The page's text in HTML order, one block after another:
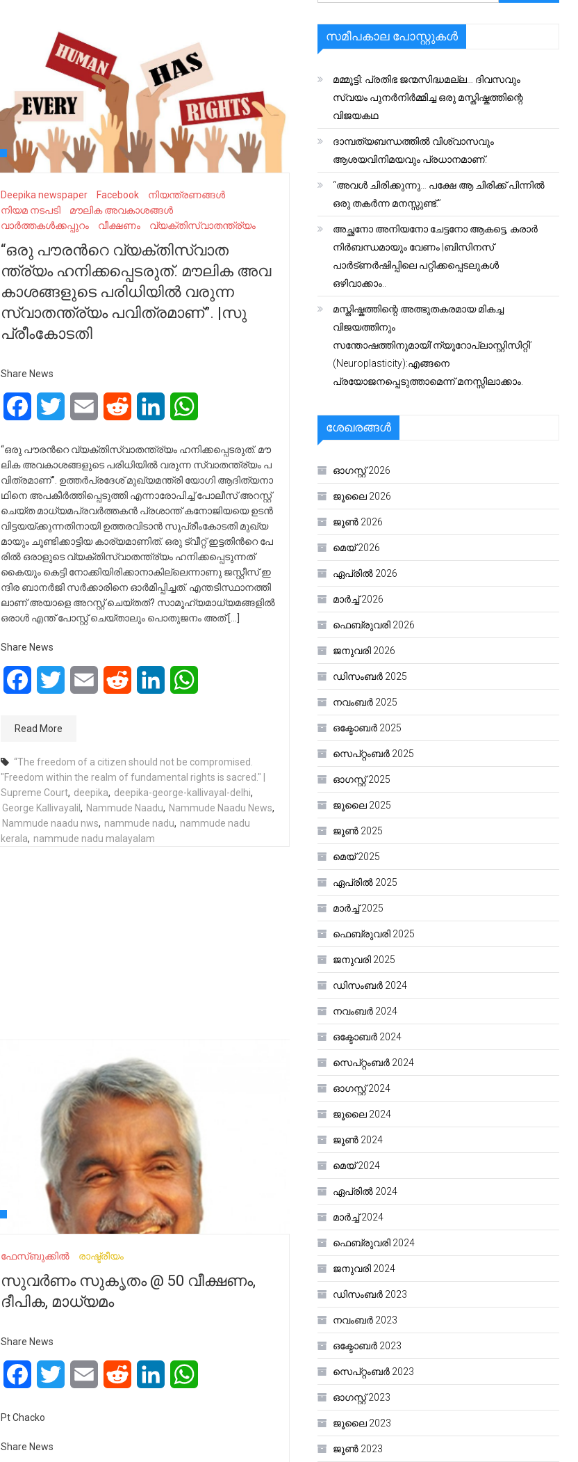
Deepika newspaper Facebook
നിയന്ത്രണങ്ങള്‍
നിയമ നടപടി
മൗ​ലി​ക അ​വ​കാ​ശ​ങ്ങൾ
വാർത്തകൾക്കപ്പുറം
വീക്ഷണം വ്യ​ക്തി​സ്വാ​ത​ന്ത്ര്യം
“ഒ​രു പൗ​ര​ന്‍റെ വ്യ​ക്തി​സ്വാ​ത​
ന്ത്ര്യം ഹ​നി​ക്ക​പ്പെ​ട​രു​ത്. മൗ​ലി​ക അ​വ​
കാ​ശ​ങ്ങ​ളു​ടെ പ​രി​ധി​യി​ൽ വ​രു​ന്ന
സ്വാ​ത​ന്ത്ര്യം പ​വി​ത്ര​മാ​ണ്”. |സു​
പ്രീം​കോ​ട​തി
Share News
FacebookTwitter Email Reddit LinkedIn
“ഒ​രു പൗ​ര​ന്‍റെ വ്യ​ക്തി​സ്വാ​ത​ന്ത്ര്യം ഹ​നി​ക്ക​പ്പെ​ട​രു​ത്. മൗ​
ലി​ക അ​വ​കാ​ശ​ങ്ങ​ളു​ടെ പ​രി​ധി​യി​ൽ വ​രു​ന്ന സ്വാ​ത​ന്ത്ര്യം പ​
വി​ത്ര​മാ​ണ്”. ഉ​ത്ത​ർ​പ്ര​ദേ​ശ് മു​ഖ്യ​മ​ന്ത്രി യോ​ഗി ആ​ദി​ത്യ​നാ​
ഥി​നെ അ​പ​കീ​ർ​ത്തി​പ്പെ​ടു​ത്തി എ​ന്നാ​രോ​പി​ച്ച് പോ​ലീ​സ് അ​റ​സ്റ്റ്
ചെ​യ്ത മാ​ധ്യ​മ​പ്ര​വ​ർ​ത്ത​ക​ൻ പ്ര​ശാ​ന്ത് ക​നോ​ജി​യ​യെ ഉ​ട​ൻ
വി​ട്ട​യ​യ്ക്കു​ന്ന​തി​നാ​യി ഉ​ത്ത​ര​വി​ടാ​ൻ സു​പ്രീം​കോ​ട​തി മു​ഖ്യ​
മാ​യും ചൂ​ണ്ടി​ക്കാ​ട്ടി​യ കാ​ര്യ​മാ​ണി​ത്. ഒ​രു ട്വീ​റ്റ് ഇ​ട്ട​തി​ന്‍റെ പേ​
രി​ൽ ഒ​രാ​ളു​ടെ വ്യ​ക്തി​സ്വാ​ത​ന്ത്ര്യം ഹ​നി​ക്ക​പ്പെ​ടു​ന്ന​ത്
കൈ​യും കെ​ട്ടി നോ​ക്കി​യി​രി​ക്കാ​നാ​കി​ല്ലെ​ന്നാ​ണു ജ​സ്റ്റീ​സ് ഇ​
ന്ദി​ര ബാ​ന​ർ​ജി സ​ർ​ക്കാ​രി​നെ ഓ​ർ​മി​പ്പി​ച്ച​ത്. എ​ന്ത​ടി​സ്ഥാ​ന​ത്തി​
ലാ​ണ് അ​യാ​ളെ അ​റ​സ്റ്റ് ചെ​യ്ത​ത്? സാ​മൂ​ഹ്യ​മാ​ധ്യ​മ​ങ്ങ​ളി​ൽ
ഒ​രാ​ൾ എ​ന്ത് പോ​സ്റ്റ് ചെ​യ്താ​ലും പൊ​തു​ജ​നം അ​ത് […]
Share News
FacebookTwitter Email Reddit LinkedIn
Read More
“The freedom of a citizen should not be compromised.
"Freedom within the realm of fundamental rights is sacred." |
Supreme Court, deepika, deepika-george-kallivayal-delhi,
George Kallivayalil , Nammude Naadu, Nammude Naadu News,
Nammude naadu nws, nammude nadu, nammude nadu
kerala, nammude nadu malayalam
ഫേസ്ബുക്കിൽ രാഷ്ട്രീയം
സുവര്‍ണം സുകൃതം @ 50 വീക്ഷണം,
ദീപിക, മാധ്യമം
Share News
FacebookTwitter Email Reddit LinkedIn
Pt Chacko
Share News
സമീപകാല പോസ്റ്റുകൾ
മമ്മൂട്ടി: പ്രതിഭ ജന്മസിദ്ധമല്ല… ദിവസവും
സ്വയം പുനർനിർമ്മിച്ച ഒരു മസ്തിഷ്കത്തിന്റെ
വിജയകഥ
ദാമ്പത്യബന്ധത്തിൽ വിശ്വാസവും
ആശയവിനിമയവും പ്രധാനമാണ്.
“അവൾ ചിരിക്കുന്നു… പക്ഷേ ആ ചിരിക്ക് പിന്നിൽ
ഒരു തകർന്ന മനസ്സുണ്ട്.”
അച്ഛനോ അനിയനോ ചേട്ടനോ ആകട്ടെ, കരാർ
നിർബന്ധമായും വേണം |ബിസിനസ്
പാർട്ണർഷിപ്പിലെ പറ്റിക്കപ്പെടലുകൾ
ഒഴിവാക്കാം..
മസ്തിഷ്കത്തിന്റെ അത്ഭുതകരമായ മികച്ച
വിജയത്തിനും
സന്തോഷത്തിനുമായി’ന്യൂറോപ്ലാസ്റ്റിസിറ്റി’
(Neuroplasticity):എങ്ങനെ
പ്രയോജനപ്പെടുത്താമെന്ന് മനസ്സിലാക്കാം.
ശേഖരങ്ങൾ
ഓഗസ്റ്റ്‌ 2026
ജൂലൈ 2026
ജൂൺ 2026
മെയ്‌ 2026
ഏപ്രിൽ 2026
മാർച്ച്‌ 2026
ഫെബ്രുവരി 2026
ജനുവരി 2026
ഡിസംബർ 2025
നവംബർ 2025
ഒക്ടോബർ 2025
സെപ്റ്റംബർ 2025
ഓഗസ്റ്റ്‌ 2025
ജൂലൈ 2025
ജൂൺ 2025
മെയ്‌ 2025
ഏപ്രിൽ 2025
മാർച്ച്‌ 2025
ഫെബ്രുവരി 2025
ജനുവരി 2025
ഡിസംബർ 2024
നവംബർ 2024
ഒക്ടോബർ 2024
സെപ്റ്റംബർ 2024
ഓഗസ്റ്റ്‌ 2024
ജൂലൈ 2024
ജൂൺ 2024
മെയ്‌ 2024
ഏപ്രിൽ 2024
മാർച്ച്‌ 2024
ഫെബ്രുവരി 2024
ജനുവരി 2024
ഡിസംബർ 2023
നവംബർ 2023
ഒക്ടോബർ 2023
സെപ്റ്റംബർ 2023
ഓഗസ്റ്റ്‌ 2023
ജൂലൈ 2023
ജൂൺ 2023